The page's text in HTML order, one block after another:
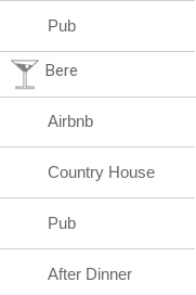
Pub
Bere
Airbnb
Country House
Pub
After Dinner